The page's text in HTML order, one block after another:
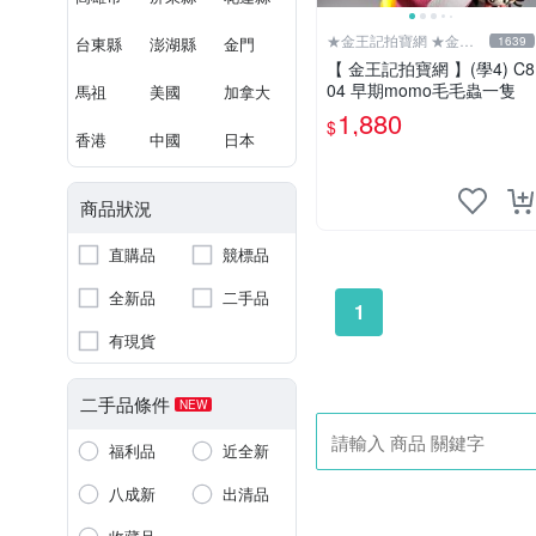
台東縣 澎湖縣 金門
馬祖 美國 加拿大
香港 中國 日本
商品狀況
直購品
競標品
全新品
二手品
有現貨
二手品條件 NEW
福利品
近全新
八成新
出清品
★金王記拍寶網 ★金王
記拍寶趣
1639
【 金王記拍寶網 】(學4) C8
04 早期momo毛毛蟲一隻
$1,880
1